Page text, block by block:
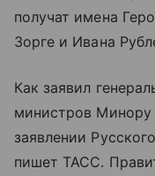
получат имена
Зорге и Ивана
Как заявил
министров Минору
заявлении
пишет ТАСС.